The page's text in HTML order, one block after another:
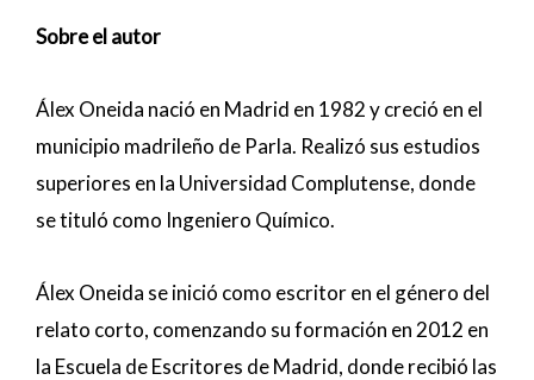
Sobre el autor
Álex Oneida nació en Madrid en 1982 y creció en el
municipio madrileño de Parla. Realizó sus estudios
superiores en la Universidad Complutense, donde
se tituló como Ingeniero Químico.
Álex Oneida se inició como escritor en el género del
relato corto, comenzando su formación en 2012 en
la Escuela de Escritores de Madrid, donde recibió las